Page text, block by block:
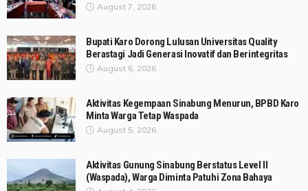
August 7, 2026
Bupati Karo Dorong Lulusan Universitas Quality
Berastagi Jadi Generasi Inovatif dan Berintegritas
August 6, 2026
Aktivitas Kegempaan Sinabung Menurun, BPBD Karo
Minta Warga Tetap Waspada
August 5, 2026
Aktivitas Gunung Sinabung Berstatus Level II
(Waspada), Warga Diminta Patuhi Zona Bahaya